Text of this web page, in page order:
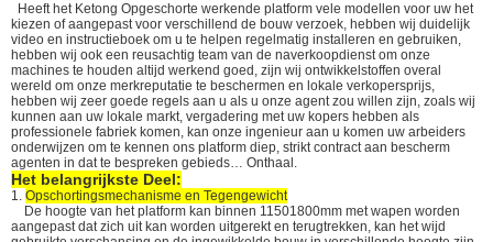
Heeft het Ketong Opgeschorte werkende platform vele modellen voor uw het
kiezen of aangepast voor verschillend de bouw verzoek, hebben wij duidelijk
video en instructieboek om u te helpen regelmatig installeren en gebruiken,
hebben wij ook een reusachtig team van de naverkoopdienst om onze
machines te houden altijd werkend goed, zijn wij ontwikkelstoffen overal
wereld om onze merkreputatie te beschermen en lokale verkopersprijs,
hebben wij zeer goede regels aan u als u onze agent zou willen zijn, zoals wij
kunnen aan uw lokale markt, vergadering met uw kopers hebben als
professionele fabriek komen, kan onze ingenieur aan u komen uw arbeiders
onderwijzen om te kennen ons platform diep, strikt contract aan bescherm
agenten in dat te bespreken gebieds… Onthaal.
Het belangrijkste Deel:
1. Opschortingsmechanisme en Tegengewicht
De hoogte van het platform kan binnen 11501800mm met wapen worden
aangepast dat zich uit kan worden uitgerekt en terugtrekken, kan het wijd